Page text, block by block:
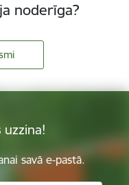
noderīga?
uzzina!
savā e-pastā.